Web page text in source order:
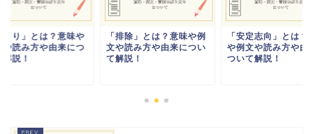
まり」とは？意味や
や読み方や由来につ
説！
「排除」とは？意味や例
文や読み方や由来につい
て解説！
「安定志向」とは？
や例文や読み方や由
ついて解説！